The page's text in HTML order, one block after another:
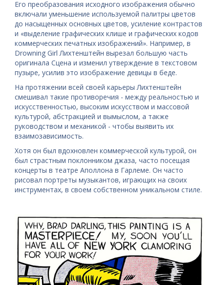
Его преобразования исходного изображения обычно
включали уменьшение используемой палитры цветов
до насыщенных основных цветов, усиление контрастов
и «выделение графических клише и графических кодов
коммерческих печатных изображений». Например, в
Drowning Girl Лихтенштейн вырезал большую часть
оригинала Сцена и изменил утверждение в текстовом
пузыре, усилив это изображение девицы в беде.
На протяжении всей своей карьеры Лихтенштейн
смешивал такие противоречия - между реальностью и
искусственностью, высоким искусством и массовой
культурой, абстракцией и вымыслом, а также
руководством и механикой - чтобы выявить их
взаимозависимость.
Хотя он был вдохновлен коммерческой культурой, он
был страстным поклонником джаза, часто посещая
концерты в театре Аполлона в Гарлеме. Он часто
рисовал портреты музыкантов, играющих на своих
инструментах, в своем собственном уникальном стиле.